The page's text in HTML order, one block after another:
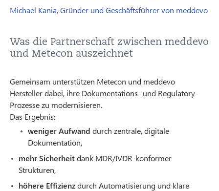
Michael Kania, Gründer und Geschäftsführer von meddevo
Was die Partnerschaft zwischen meddevo
und Metecon auszeichnet
Gemeinsam unterstützen Metecon und meddevo
Hersteller dabei, ihre Dokumentations- und Regulatory-
Prozesse zu modernisieren.
Das Ergebnis:
weniger Aufwand durch zentrale, digitale
Dokumentation,
mehr Sicherheitdank MDR/IVDR-konformer
Strukturen,
höhere Effizienzdurch Automatisierung und klare